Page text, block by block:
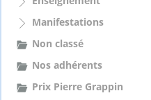
Manifestations
Non classé
Nos adhérents
Prix Pierre Grappin